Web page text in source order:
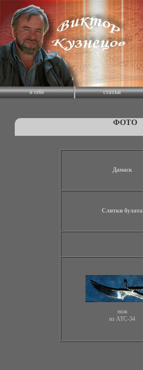
о себе статьи
ФОТО
Дамаск
Слитки булата
нож
из ATC-34